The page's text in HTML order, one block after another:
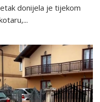
donijela je tijekom